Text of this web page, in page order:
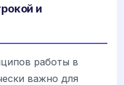
и
работы в
важно для